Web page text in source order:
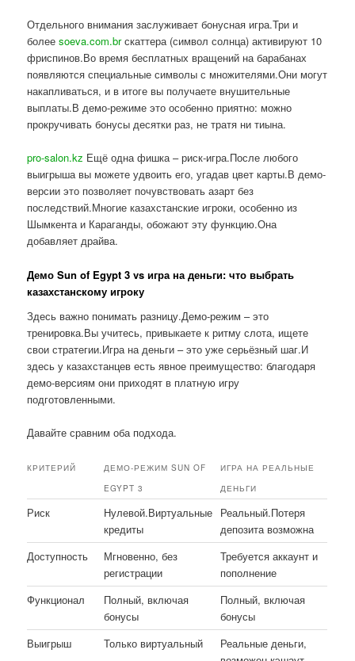
Отдельного внимания заслуживает бонусная игра.Три и
болееsoeva.com.brскаттера (символ солнца) активируют 10
фриспинов.Во время бесплатных вращений на барабанах
появляются специальные символы с множителями.Они могут
накапливаться, и в итоге вы получаете внушительные
выплаты.В демо-режиме это особенно приятно: можно
прокручивать бонусы десятки раз, не тратя ни тиына.
pro-salon.kz Ещё одна фишка – риск-игра.После любого
выигрыша вы можете удвоить его, угадав цвет карты.В демо-
версии это позволяет почувствовать азарт без
последствий.Многие казахстанские игроки, особенно из
Шымкента и Караганды, обожают эту функцию.Она
добавляет драйва.
Демо Sun of Egypt 3 vs игра на деньги: что выбрать
казахстанскому игроку
Здесь важно понимать разницу.Демо-режим – это
тренировка.Вы учитесь, привыкаете к ритму слота, ищете
свои стратегии.Игра на деньги – это уже серьёзный шаг.И
здесь у казахстанцев есть явное преимущество: благодаря
демо-версиям они приходят в платную игру
подготовленными.
Давайте сравним оба подхода.
КРИТЕРИЙ
ДЕМО-РЕЖИМ SUN OF
EGYPT 3
ИГРА НА РЕАЛЬНЫЕ
ДЕНЬГИ
Риск
Нулевой.Виртуальные
кредиты
Реальный.Потеря
депозита возможна
Доступность
Мгновенно, без
регистрации
Требуется аккаунт и
пополнение
Функционал
Полный, включая
бонусы
Полный, включая
бонусы
Выигрыш
Только виртуальный
Реальные деньги,